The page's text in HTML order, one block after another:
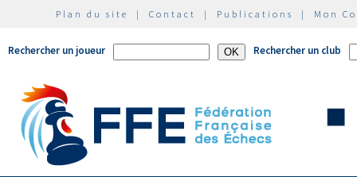
Plan du site | Contact | Publications | Mon
Rechercher un joueur Rechercher un club